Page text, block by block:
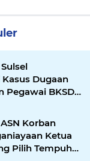
Dugaan
Pegawai BKSDM
Korban
Ketua
Pilih Tempuh